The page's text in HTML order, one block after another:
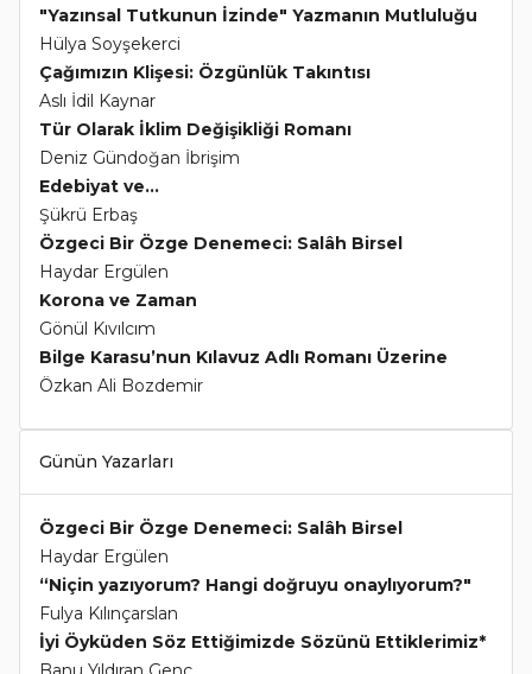
"Yazınsal Tutkunun İzinde" Yazmanın Mutluluğu
Hülya Soyşekerci
Çağımızın Klişesi: Özgünlük Takıntısı
Aslı İdil Kaynar
Tür Olarak İklim Değişikliği Romanı
Deniz Gündoğan İbrişim
Edebiyat ve...
Şükrü Erbaş
Özgeci Bir Özge Denemeci: Salâh Birsel
Haydar Ergülen
Korona ve Zaman
Gönül Kıvılcım
Bilge Karasu’nun Kılavuz Adlı Romanı Üzerine
Özkan Ali Bozdemir
Günün Yazarları
Özgeci Bir Özge Denemeci: Salâh Birsel
Haydar Ergülen
“Niçin yazıyorum? Hangi doğruyu onaylıyorum?"
Fulya Kılınçarslan
İyi Öyküden Söz Ettiğimizde Sözünü Ettiklerimiz*